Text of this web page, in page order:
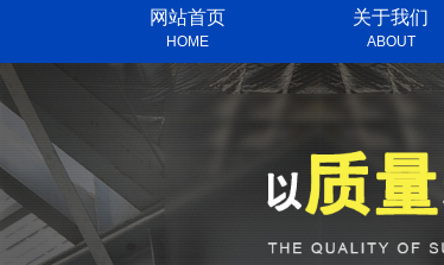
网站首页
HOME
关于我们
ABOUT